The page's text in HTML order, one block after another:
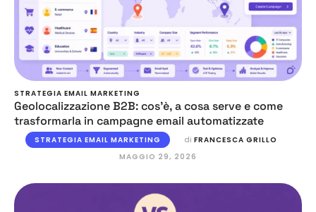
STRATEGIA EMAIL MARKETING
Geolocalizzazione B2B: cos’è, a cosa serve e come
trasformarla in campagne email automatizzate
STRATEGIA EMAIL MARKETING di FRANCESCA GRILLO
MAGGIO 29, 2026